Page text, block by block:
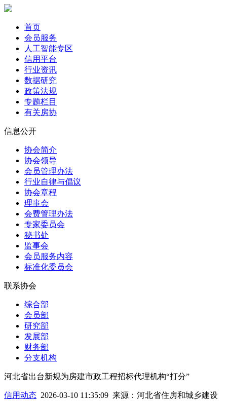
首页
会员服务
人工智能专区
信用平台
行业资讯
数据研究
政策法规
专题栏目
有关房协
信息公开
协会简介
协会领导
会员管理办法
行业自律与倡议
协会章程
理事会
会费管理办法
专家委员会
秘书处
监事会
会员服务内容
标准化委员会
联系协会
综合部
会员部
研究部
发展部
财务部
分支机构
河北省出台新规为房建市政工程招标代理机构“打分”
信用动态 2026-03-10 11:35:09 来源： 河北省住房和城乡建设